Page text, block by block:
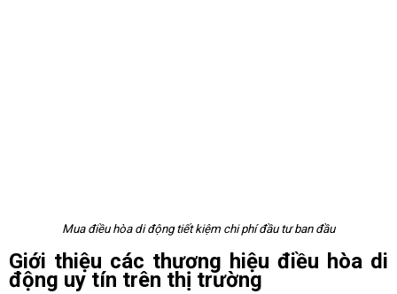
Mua điều hòa di động tiết kiệm chi phí đầu tư ban đầu
Giới thiệu các thương hiệu điều hòa di
động uy tín trên thị trường